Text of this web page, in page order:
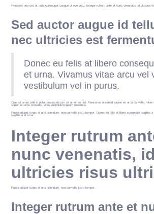
Praesent nec orci at nulla consequat congue ut non arcu. Integer rutrum ante et nunc venenatis, id ultricies
Sed auctor augue id
nec ultricies est
Donec eu felis at libero
et urna. Vivamus vitae arcu vel
vestibulum vel in purus.
Cras sit amet velit id nulla tempus dictum sit amet eu nisi. Maecenas euismod sapien eu arcu convallis, vitae
sapien eu arcu convallis, vitae vestibulum ipsum maximus.
Fusce aliquet turpis at orci bibendum, non convallis justo tempor. Donec eu felis at libero consequat sagittis
sagittis a et urna.
Integer rutrum
nunc venenatis, id
ultricies risus
Fusce aliquet turpis at orci bibendum, non convallis justo tempor.
Integer rutrum ante et